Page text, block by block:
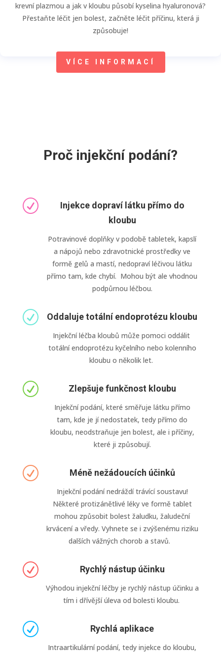
krevní plazmou a jak v kloubu působí kyselina hyaluronová?
Přestaňte léčit jen bolest, začněte léčit příčinu, která ji
způsobuje!
VÍCE INFORMACÍ
Proč injekční podání?
R
Injekce dopraví látku přímo do
kloubu
Potravinové doplňky v podobě tabletek, kapslí
a nápojů nebo zdravotnické prostředky ve
formě gelů a mastí, nedopraví léčivou látku
přímo tam, kde chybí. Mohou být ale vhodnou
podpůrnou léčbou.
R Oddaluje totální endoprotézu kloubu
Injekční léčba kloubů může pomoci oddálit
totální endoprotézu kyčelního nebo kolenního
kloubu o několik let.
R Zlepšuje funkčnost kloubu
Injekční podání, které směřuje látku přímo
tam, kde je jí nedostatek, tedy přímo do
kloubu, neodstraňuje jen bolest, ale i příčiny,
které ji způsobují.
R Méně nežádoucích účinků
Injekční podání nedráždí trávící soustavu!
Některé protizánětlivé léky ve formě tablet
mohou způsobit bolest žaludku, žaludeční
krvácení a vředy. Vyhnete se i zvýšenému riziku
dalších vážných chorob a stavů.
R Rychlý nástup účinku
Výhodou injekční léčby je rychlý nástup účinku a
tím i dřívější úleva od bolesti kloubu.
R Rychlá aplikace
Intraartikulární podání, tedy injekce do kloubu,